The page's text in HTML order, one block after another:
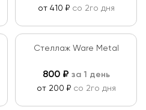
от 410 ₽ со 2го дня
Стеллаж Ware Metal
800₽ за 1 день
от 200 ₽ со 2го дня